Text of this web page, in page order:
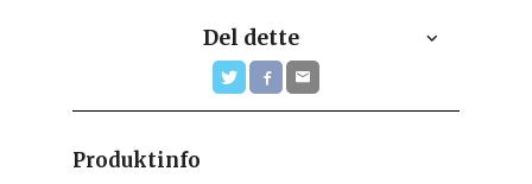
Del dette
Produktinfo